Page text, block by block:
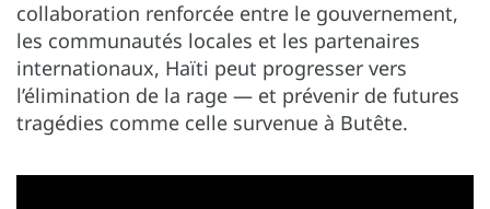
collaboration renforcée entre le gouvernement,
les communautés locales et les partenaires
internationaux, Haïti peut progresser vers
l’élimination de la rage — et prévenir de futures
tragédies comme celle survenue à Butête.